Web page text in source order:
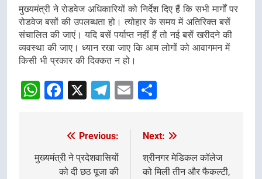
मुख्यमंत्री ने रोडवेज अधिकारियों को निर्देश दिए हैं कि सभी मार्गों पर
रोडवेज बसों की उपलब्धता हो। त्योहार के समय में अतिरिक्त बसें
संचालित की जाएं। यदि बसें पर्याप्त नहीं हैं तो नई बसें खरीदने की
व्यवस्था की जाए। ध्यान रखा जाए कि आम लोगों को आवागमन में
किसी भी प्रकार की दिक्कत न हो।
WhatsApp
Facebook
X Telegram
Email
navigation
Previous:
मुख्यमंत्री ने प्रदेशवासियों
को दी छठ पूजा की
Next:
श्रीनगर मेडिकल कॉलेज
को मिली तीन और फैकल्टी,